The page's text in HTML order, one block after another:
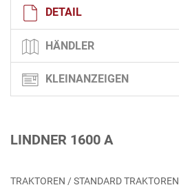
DETAIL
HÄNDLER
KLEINANZEIGEN
LINDNER 1600 A
TRAKTOREN / STANDARD TRAKTOREN